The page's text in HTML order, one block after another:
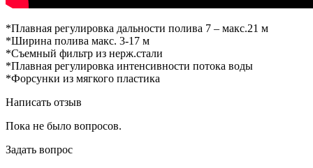
*Плавная регулировка дальности полива 7 – макс.21 м
*Ширина полива макс. 3-17 м
*Съемный фильтр из нерж.стали
*Плавная регулировка интенсивности потока воды
*Форсунки из мягкого пластика
Написать отзыв
Пока не было вопросов.
Задать вопрос